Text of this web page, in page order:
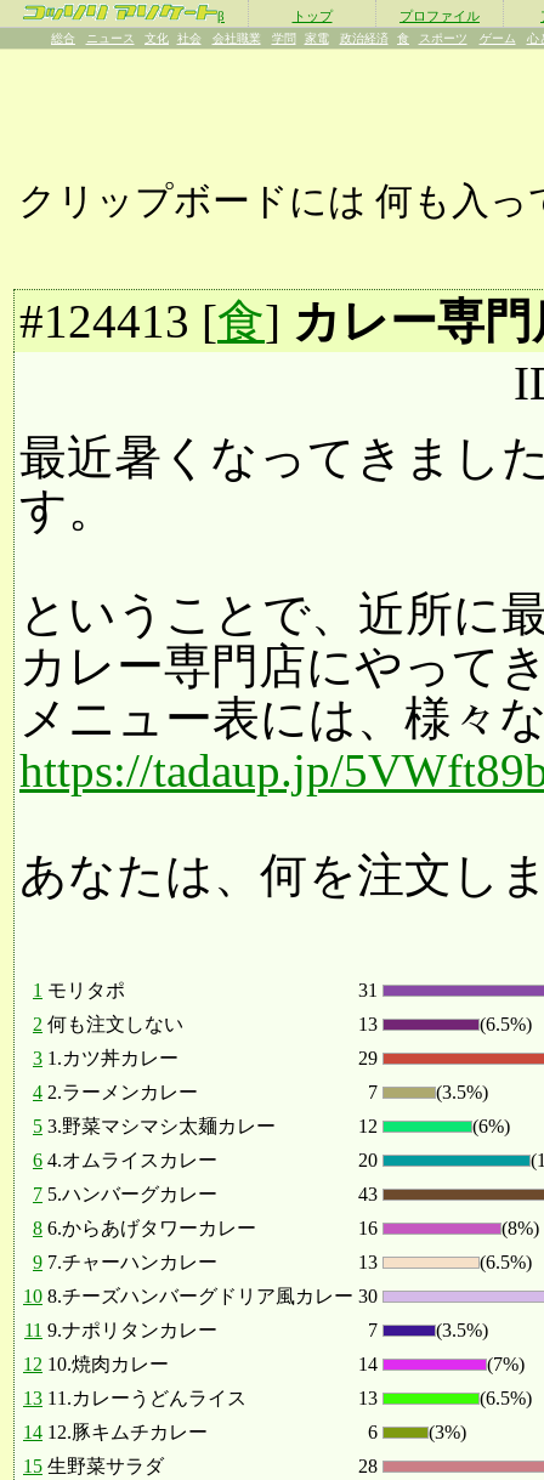
β トップ プロファイル
総合 ニュース 文化 社会 会社職業 学問 家電 政治経済 食 スポーツ ゲーム 心
クリップボードには 何も入っ
#124413 [食] カレー専
最近暑くなってきまし
す。
ということで、近所に
カレー専門店にやって
メニュー表には、様々
https://tadaup.jp/
あなたは、何を注文し
1 モリタポ
31
2 何も注文しない 13
(6.5%)
3 1.カツ丼カレー
29
4 2.ラーメンカレー 7
(3.5%)
5 3.野菜マシマシ太麺カレー 12
(6%)
6 4.オムライスカレー 20
7 5.ハンバーグカレー
43
8 6.からあげタワーカレー 16
(8%)
9 7.チャーハンカレー 13
(6.5%)
10 8.チーズハンバーグドリア風カレー 30
11 9.ナポリタンカレー 7
(3.5%)
12 10.焼肉カレー 14
(7%)
13 11.カレーうどんライス 13
(6.5%)
14 12.豚キムチカレー 6
(3%)
15 生野菜サラダ
28